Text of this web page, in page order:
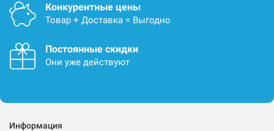
Конкурентные цены
Товар + Доставка = Выгодно
Постоянные скидки
Они уже действуют
Информация